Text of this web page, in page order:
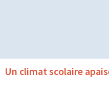
Un climat scolaire